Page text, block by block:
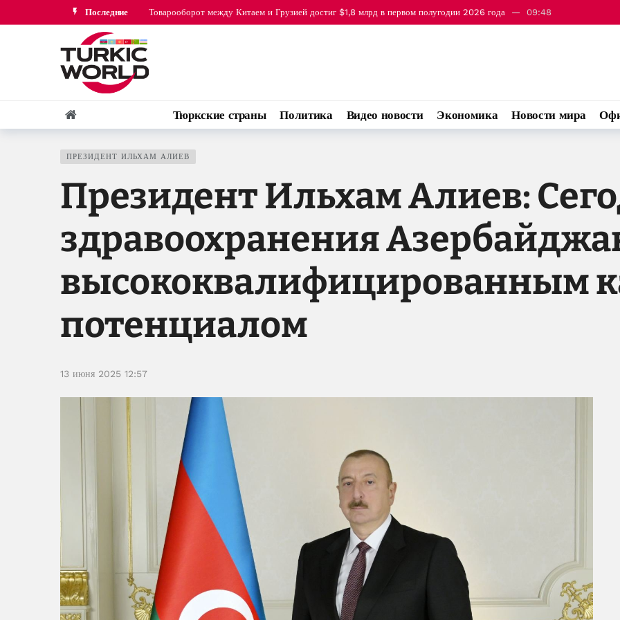
Последние Товарооборот между Китаем и Грузией достиг $1,8 млрд в первом полугодии 2026 года 09:48
Тюркские страны Политика Видео новости Экономика Новости мира
ПРЕЗИДЕНТ ИЛЬХАМ АЛИЕВ
Президент Ильхам Алиев:
здравоохранения
высококвалифицированным
потенциалом
13 июня 2025 12:57